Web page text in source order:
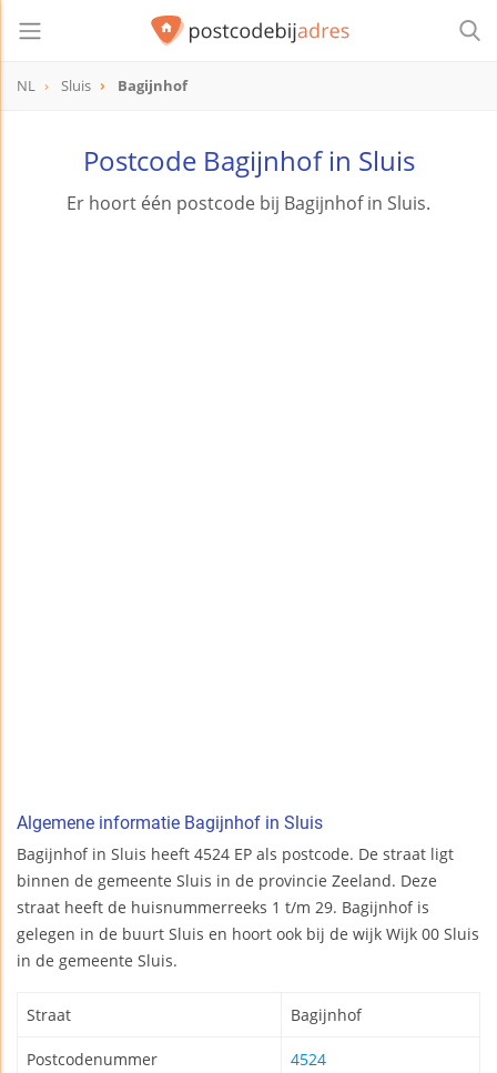
NL Sluis Bagijnhof
Postcode Bagijnhof in Sluis
Er hoort één postcode bij Bagijnhof in Sluis.
Algemene informatie Bagijnhof in Sluis
Bagijnhof in Sluis heeft 4524 EP als postcode. De straat ligt
binnen de gemeente Sluis in de provincie Zeeland. Deze
straat heeft de huisnummerreeks 1 t/m 29. Bagijnhof is
gelegen in de buurt Sluis en hoort ook bij de wijk Wijk 00 Sluis
in de gemeente Sluis.
Straat Bagijnhof
Postcodenummer 4524